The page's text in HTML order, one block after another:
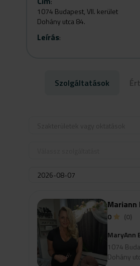
1074 Budapest, VII. kerület
Dohány utca 84.
Leírás:
Szolgáltatások
Mariann
0
(0)
MaryAnn
1074
Dohány